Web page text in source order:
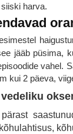
harva.
jääb püsima,
vahel.
kui 2 päeva,